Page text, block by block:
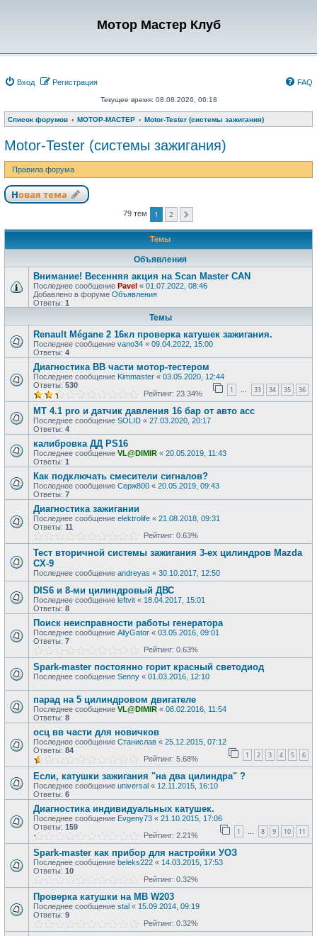
Мотор Мастер Клуб
Вход Регистрация FAQ
Текущее время: 08.08.2026, 06:18
Список форумов МОТОР-МАСТЕР Motor-Tester (системы зажигания)
Motor-Tester (системы зажигания)
Правила форума
Новая тема
79 тем 1 2
Темы
Объявления
Внимание! Весенняя акция на Scan Master CAN
Последнее сообщение Pavel « 01.07.2022, 08:46
Добавлено в форуме Объявления
Ответы: 1
Темы
Renault Mégane 2 16кл проверка катушек зажигания.
Последнее сообщение vano34 « 09.04.2022, 15:00
Ответы: 4
Диагностика ВВ части мотор-тестером
Последнее сообщение Kimmaster « 03.05.2020, 12:44
Ответы: 530 1 … 33 34 35 36
Рейтинг: 23.34%
MT 4.1 pro и датчик давления 16 бар от авто асс
Последнее сообщение SOLID « 27.03.2020, 20:17
Ответы: 4
калибровка ДД PS16
Последнее сообщение VL@DIMIR « 20.05.2019, 11:43
Ответы: 1
Как подключать смесители сигналов?
Последнее сообщение Серж800 « 20.05.2019, 09:43
Ответы: 7
Диагностика зажигании
Последнее сообщение elektrolife « 21.08.2018, 09:31
Ответы: 11
Рейтинг: 0.63%
Тест вторичной системы зажигания 3-ех цилиндров Mazda
CX-9
Последнее сообщение andreyas « 30.10.2017, 12:50
DIS6 и 8-ми цилиндровый ДВС
Последнее сообщение leftvit « 18.04.2017, 15:01
Ответы: 8
Поиск неисправности работы генератора
Последнее сообщение AllyGator « 03.05.2016, 09:01
Ответы: 7
Рейтинг: 0.63%
Spark-master постоянно горит красный светодиод
Последнее сообщение Senny « 01.03.2016, 12:10
парад на 5 цилиндровом двигателе
Последнее сообщение VL@DIMIR « 08.02.2016, 11:54
Ответы: 8
осц вв части для новичков
Последнее сообщение Станислав « 25.12.2015, 07:12
Ответы: 84 1 2 3 4 5 6
Рейтинг: 5.68%
Если, катушки зажигания "на два цилиндра" ?
Последнее сообщение universal « 12.11.2015, 16:10
Ответы: 6
Диагностика индивидуальных катушек.
Последнее сообщение Evgeny73 « 21.10.2015, 17:06
Ответы: 159 1 … 8 9 10 11
Рейтинг: 2.21%
Spark-master как прибор для настройки УОЗ
Последнее сообщение beleks222 « 14.03.2015, 17:53
Ответы: 10
Рейтинг: 0.32%
Проверка катушки на MB W203
Последнее сообщение stal « 15.09.2014, 09:19
Ответы: 9
Рейтинг: 0.32%